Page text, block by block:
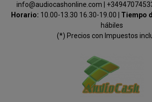
info@audiocashonline.com |
Horario: 10.00-13.30 16.30-19.00 | Tiempo
hábiles
(*) Precios con Impuestos